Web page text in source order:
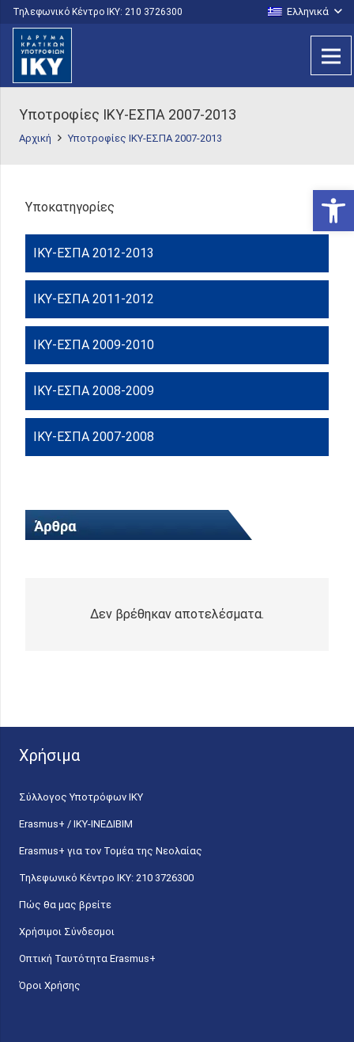
Τηλεφωνικό Κέντρο IKY: 210 3726300 Ελληνικά
Υποτροφίες ΙΚΥ-ΕΣΠΑ 2007-2013
Αρχική Υποτροφίες ΙΚΥ-ΕΣΠΑ 2007-2013
Υποκατηγορίες
ΙΚΥ-ΕΣΠΑ 2012-2013
ΙΚΥ-ΕΣΠΑ 2011-2012
ΙΚΥ-ΕΣΠΑ 2009-2010
ΙΚΥ-ΕΣΠΑ 2008-2009
ΙΚΥ-ΕΣΠΑ 2007-2008
Δεν βρέθηκαν αποτελέσματα.
Χρήσιμα
Σύλλογος Υποτρόφων ΙΚΥ
Erasmus+ / ΙΚΥ-ΙΝΕΔΙΒΙΜ
Erasmus+ για τον Τομέα της Νεολαίας
Τηλεφωνικό Κέντρο IKY: 210 3726300
Πώς θα μας βρείτε
Χρήσιμοι Σύνδεσμοι
Οπτική Ταυτότητα Erasmus+
Όροι Χρήσης